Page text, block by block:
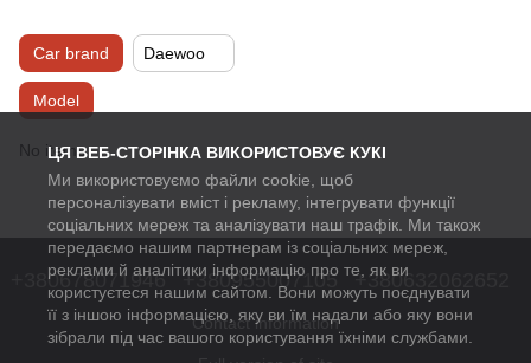
ЦЯ ВЕБ-СТОРІНКА ВИКОРИСТОВУЄ КУКІ
Ми використовуємо файли cookie, щоб
персоналізувати вміст і рекламу, інтегрувати функції
соціальних мереж та аналізувати наш трафік. Ми також
передаємо нашим партнерам із соціальних мереж,
реклами й аналітики інформацію про те, як ви
користуєтеся нашим сайтом. Вони можуть поєднувати
її з іншою інформацією, яку ви їм надали або яку вони
зібрали під час вашого користування їхніми службами.
Car brand Daewoo
Model
No items
+380678071946 +380955007105 +380632062652
Contact information